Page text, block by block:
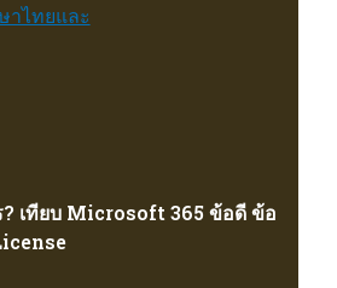
เทียบ Microsoft 365 ข้อดี ข้อ